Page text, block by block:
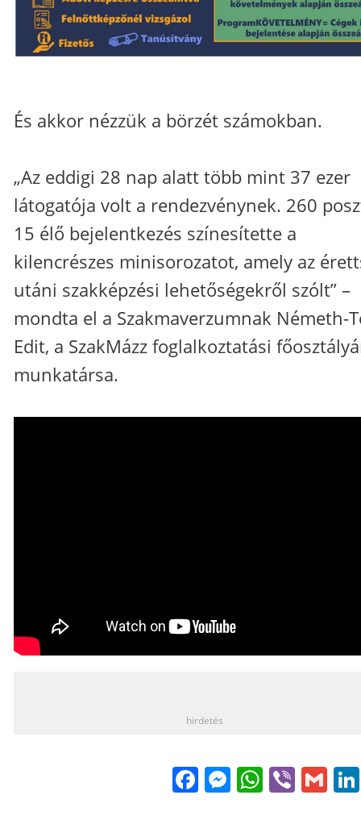
És akkor nézzük a börzét számokban.
„Az eddigi 28 nap alatt több mint 37 ezer
látogatója volt a rendezvénynek. 260
15 élő bejelentkezés színesítette a
kilencrészes minisorozatot, amely az
utáni szakképzési lehetőségekről szólt” –
mondta el a Szakmaverzumnak Németh-
Edit, a SzakMázz foglalkoztatási
munkatársa.
hirdetés
FacebookViber